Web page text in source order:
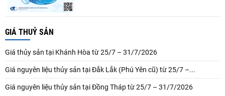
GIÁ THUỶ SẢN
Giá thủy sản tại Khánh Hòa từ 25/7 – 31/7/2026
Giá nguyên liệu thủy sản tại Đắk Lắk (Phú Yên cũ) từ 25/7 –...
Giá nguyên liệu thủy sản tại Đồng Tháp từ 25/7 – 31/7/2026